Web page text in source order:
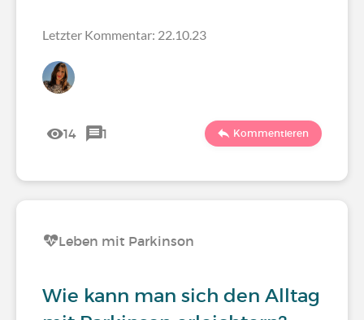
Letzter Kommentar: 22.10.23
14 1 Kommentieren
Leben mit Parkinson
Wie kann man sich den Alltag